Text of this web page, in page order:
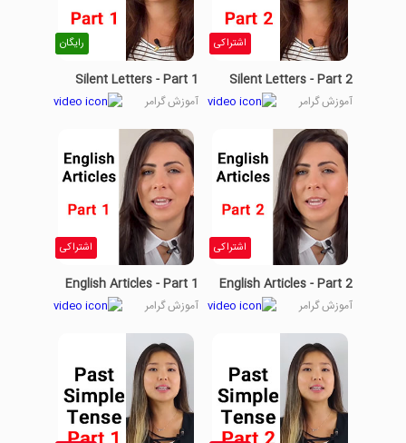
اشتراکی
Silent Letters - Part 2
آموزش گرامر
رایگان
Silent Letters - Part 1
آموزش گرامر
اشتراکی
English Articles - Part 2
آموزش گرامر
اشتراکی
English Articles - Part 1
آموزش گرامر